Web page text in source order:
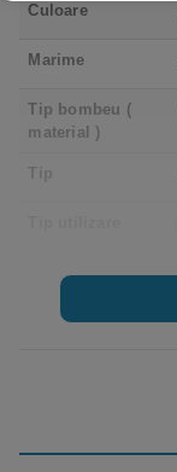
Culoare
Marime
Tip bombeu (
material )
Tip
Categorie